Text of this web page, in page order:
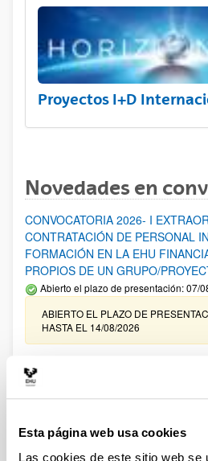
Esta página web usa cookies
Las cookies de este sitio web se
Proyectos I+D
Novedades en
CONVOCATORIA 2026- I
CONTRATACIÓN DE PERSONAL
FORMACIÓN EN LA EHU
PROPIOS DE UN GRUPO/
Abierto el plazo de presentación: 07/
ABIERTO EL PLAZO DE
HASTA EL 14/08/2026
Ayudas para financiación de la
infraestructura científica y fondos
UPV/EHU 2026
25/03/2026: Corrección de errores
solicitudes admitidas y excluidas. 23/